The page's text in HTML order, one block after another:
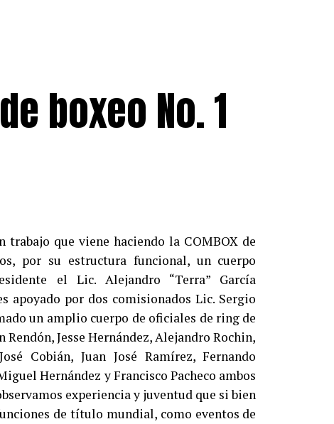
boxeo No. 1
trabajo que viene haciendo la COMBOX de
por su estructura funcional, un cuerpo
el Lic. Alejandro “Terra” García
apoyado por dos comisionados Lic. Sergio
un amplio cuerpo de oficiales de ring de
Jesse Hernández, Alejandro Rochin,
Cobián, Juan José Ramírez, Fernando
Hernández y Francisco Pacheco ambos
experiencia y juventud que si bien
de título mundial, como eventos de